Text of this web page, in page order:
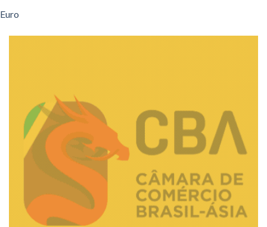
Euro